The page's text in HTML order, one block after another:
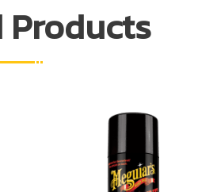
Products